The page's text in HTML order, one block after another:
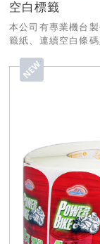
空白標籤
本公司有專業機台
籤紙、連續空白條